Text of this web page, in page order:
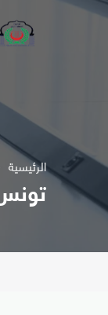
الرئيسية